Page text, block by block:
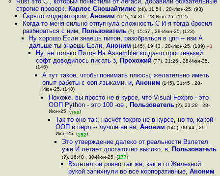
строгие проверк, Карлос Сношайтилис(ok), 11:54 , 28-Июн-25, (93)
Скрыто модератором, Аноним (112), 14:30 , 28-Июн-25, (112)
Когда-то меня сильно отпугнула сложность C И я тогда бросил
разбираться с ним, Пользователь(?), 15:57 , 28-Июн-25, (123)
Ну хорошо Если знаешь питон, разобраться в цпп -- изи А
дальше ты знаешь Если,Аноним (145), 19:43 , 28-Июн-25, (139) –1
Ну, не только Питон На Assembler когда-то простенький
софт доводилось писать з, Прохожий (??), 21:26 , 28-Июн-25,
(146)
А тут такое, чтобы понимать плюсы, желательно иметь
опыт работы с ооп-языками, и, Аноним (145), 21:45 , 28-
Июн-25, (148)
Похоже, вы просто не в курсе, что Visual Foxpro - это
ООП Python - это 100 -ое , Пользователь (?), 23:28 , 28-
Июн-25, (150)
Так то оно так, насчёт foxpro не в курсе, но то, какой
ООП в перл -- лучше не на, Аноним (145), 00:44 , 29-
Июн-25, (152)
Это утверждение далеко от реальности Взлетел
уже И летает достаточно высоко, в, Пользователь
(?), 16:48 , 30-Июн-25, (177)
Взлетел он ровно так же, как и го Железной
рукой запихнули во все корпоративные,Аноним